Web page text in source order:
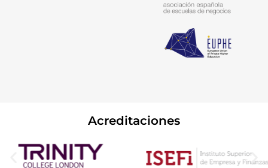
Acreditaciones